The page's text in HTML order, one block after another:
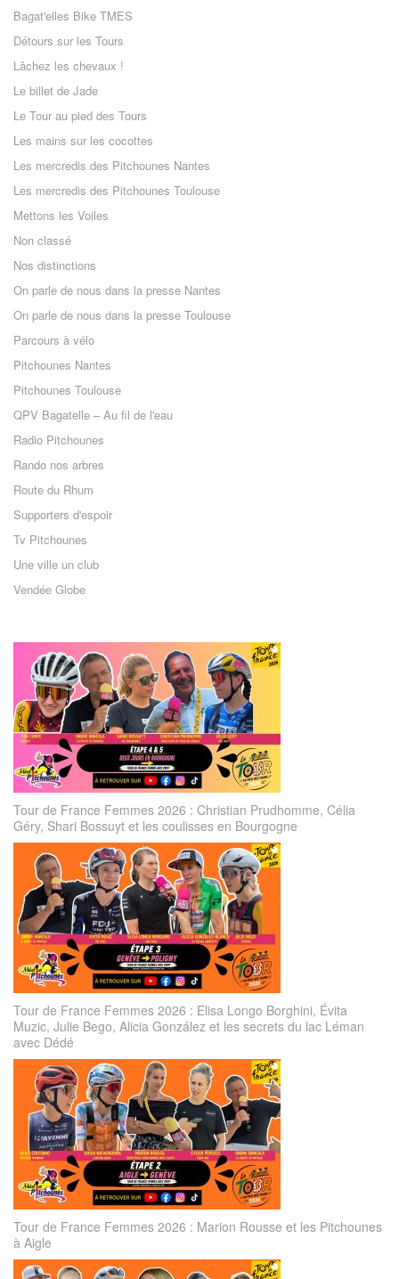
Bagat'elles Bike TMES
Détours sur les Tours
Lâchez les chevaux !
Le billet de Jade
Le Tour au pied des Tours
Les mains sur les cocottes
Les mercredis des Pitchounes Nantes
Les mercredis des Pitchounes Toulouse
Mettons les Voiles
Non classé
Nos distinctions
On parle de nous dans la presse Nantes
On parle de nous dans la presse Toulouse
Parcours à vélo
Pitchounes Nantes
Pitchounes Toulouse
QPV Bagatelle – Au fil de l'eau
Radio Pitchounes
Rando nos arbres
Route du Rhum
Supporters d'espoir
Tv Pitchounes
Une ville un club
Vendée Globe
Tour de France Femmes 2026 : Christian Prudhomme, Célia
Géry, Shari Bossuyt et les coulisses en Bourgogne
Tour de France Femmes 2026 : Elisa Longo Borghini, Évita
Muzic, Julie Bego, Alicia González et les secrets du lac Léman
avec Dédé
Tour de France Femmes 2026 : Marion Rousse et les Pitchounes
à Aigle